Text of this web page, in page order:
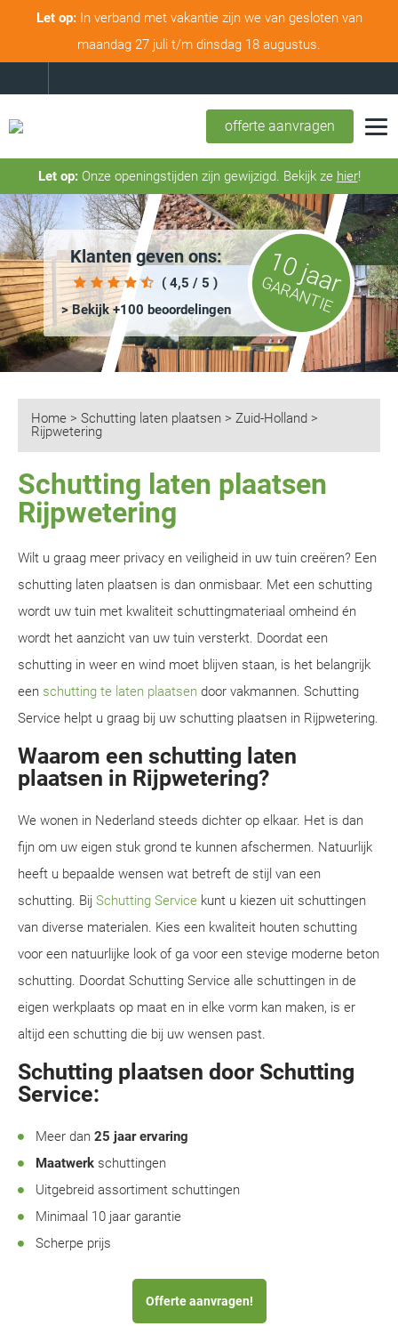
Let op:In verband met vakantie zijn we van gesloten van
maandag 27 juli t/m dinsdag 18 augustus.
offerte aanvragen
Let op:Onze openingstijden zijn gewijzigd. Bekijk ze hier!
Klanten geven ons:
( 4,5 / 5 )
> Bekijk +100 beoordelingen
10 jaar
GARANTIE
Home > Schutting laten plaatsen > Zuid-Holland >
Rijpwetering
Schutting laten plaatsen
Rijpwetering
Wilt u graag meer privacy en veiligheid in uw tuin creëren? Een
schutting laten plaatsen is dan onmisbaar. Met een schutting
wordt uw tuin met kwaliteit schuttingmateriaal omheind én
wordt het aanzicht van uw tuin versterkt. Doordat een
schutting in weer en wind moet blijven staan, is het belangrijk
een schutting te laten plaatsen door vakmannen. Schutting
Service helpt u graag bij uw schutting plaatsen in Rijpwetering.
Waarom een schutting laten
plaatsen in Rijpwetering?
We wonen in Nederland steeds dichter op elkaar. Het is dan
fijn om uw eigen stuk grond te kunnen afschermen. Natuurlijk
heeft u bepaalde wensen wat betreft de stijl van een
schutting. Bij Schutting Service kunt u kiezen uit schuttingen
van diverse materialen. Kies een kwaliteit houten schutting
voor een natuurlijke look of ga voor een stevige moderne beton
schutting. Doordat Schutting Service alle schuttingen in de
eigen werkplaats op maat en in elke vorm kan maken, is er
altijd een schutting die bij uw wensen past.
Schutting plaatsen door Schutting
Service:
Meer dan 25 jaar ervaring
Maatwerk schuttingen
Uitgebreid assortiment schuttingen
Minimaal 10 jaar garantie
Scherpe prijs
Offerte aanvragen!